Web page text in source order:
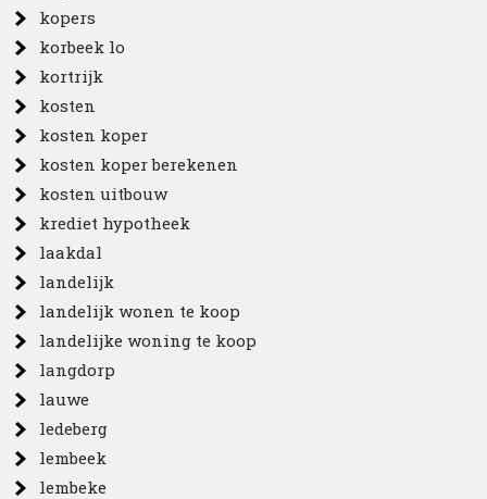
kopers
korbeek lo
kortrijk
kosten
kosten koper
kosten koper berekenen
kosten uitbouw
krediet hypotheek
laakdal
landelijk
landelijk wonen te koop
landelijke woning te koop
langdorp
lauwe
ledeberg
lembeek
lembeke